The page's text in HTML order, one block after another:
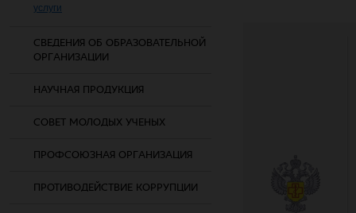
услуги
СВЕДЕНИЯ ОБ ОБРАЗОВАТЕЛЬНОЙ
ОРГАНИЗАЦИИ
НАУЧНАЯ ПРОДУКЦИЯ
СОВЕТ МОЛОДЫХ УЧЕНЫХ
ПРОФСОЮЗНАЯ ОРГАНИЗАЦИЯ
ПРОТИВОДЕЙСТВИЕ КОРРУПЦИИ